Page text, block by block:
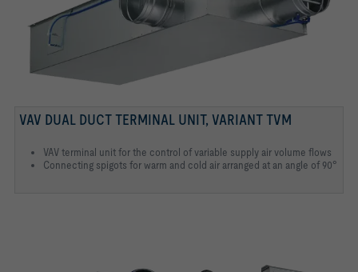
VAV DUAL DUCT TERMINAL UNIT, VARIANT TVM
VAV terminal unit for the control of variable supply air volume flows
Connecting spigots for warm and cold air arranged at an angle of 90°
Tested to VDI 6022